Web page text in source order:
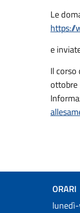
Le
https://
e
Il
ottobre
ORARI